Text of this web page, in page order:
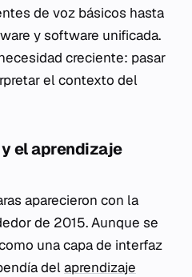
de voz básicos hasta
y software unificada.
creciente: pasar
el contexto del
el aprendizaje
aparecieron con la
de 2015. Aunque se
una capa de interfaz
delaprendizaje